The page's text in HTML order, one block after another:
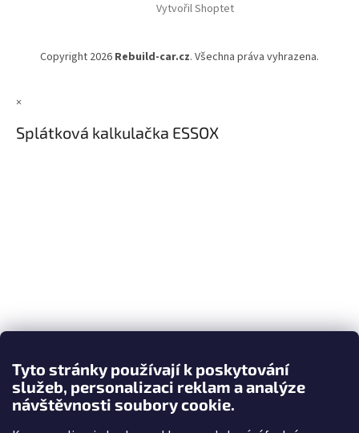
Tyto stránky používají k poskytování
služeb, personalizaci reklam a analýze
návštěvnosti soubory cookie.
Vytvořil Shoptet
Copyright 2026 Rebuild-car.cz. Všechna práva vyhrazena.
×
Splátková kalkulačka ESSOX